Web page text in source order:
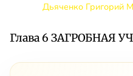
Дьяченко Григорий
Глава 6 ЗАГРОБНАЯ